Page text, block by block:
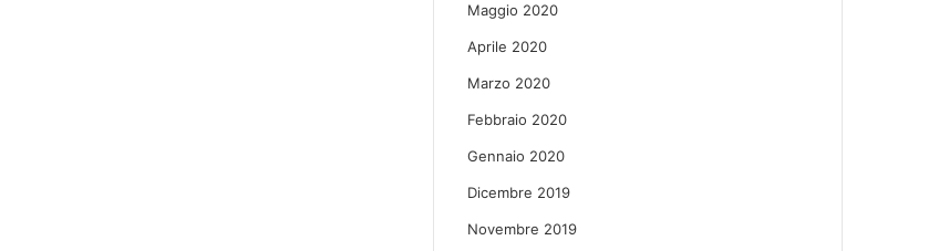
Maggio 2020
Aprile 2020
Marzo 2020
Febbraio 2020
Gennaio 2020
Dicembre 2019
Novembre 2019